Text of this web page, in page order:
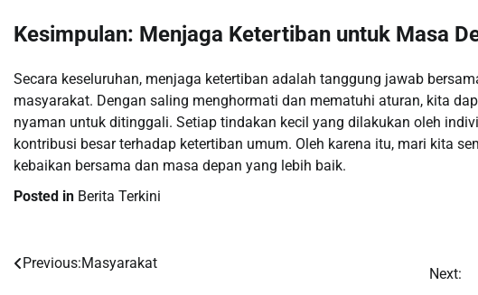
Kesimpulan: Menjaga Ketertiban untuk Masa
Secara keseluruhan, menjaga ketertiban adalah tanggung jawab
masyarakat. Dengan saling menghormati dan mematuhi aturan, kita
nyaman untuk ditinggali. Setiap tindakan kecil yang dilakukan oleh
kontribusi besar terhadap ketertiban umum. Oleh karena itu, mari kita
kebaikan bersama dan masa depan yang lebih baik.
Posted in Berita Terkini
Post
Previous:Masyarakat
Next: